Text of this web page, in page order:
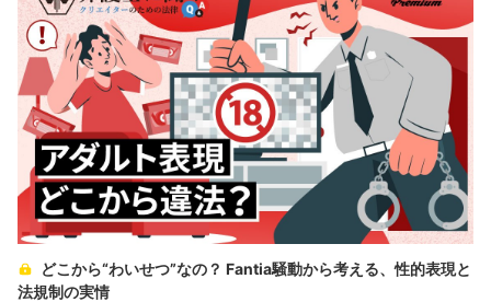
どこから“わいせつ”なの？ Fantia騒動から考える、性的表現と
法規制の実情